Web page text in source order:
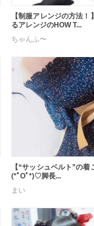
【制服アレンジの方法
るアレンジのHOW T...
ちゃんふ〜
【“サッシュベルト”の着
(*ﾟOﾟ*)♡脚長...
まい